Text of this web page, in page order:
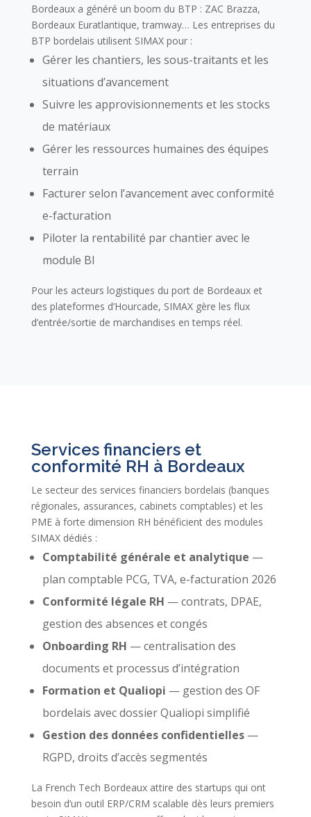
Bordeaux a généré un boom du BTP : ZAC Brazza,
Bordeaux Euratlantique, tramway… Les entreprises du
BTP bordelais utilisent SIMAX pour :
Gérer les chantiers, les sous-traitants et les
situations d’avancement
Suivre les approvisionnements et les stocks
de matériaux
Gérer les ressources humaines des équipes
terrain
Facturer selon l’avancement avec conformité
e-facturation
Piloter la rentabilité par chantier avec le
module BI
Pour les acteurs logistiques du port de Bordeaux et
des plateformes d’Hourcade, SIMAX gère les flux
d’entrée/sortie de marchandises en temps réel.
Services financiers et
conformité RH à Bordeaux
Le secteur des services financiers bordelais (banques
régionales, assurances, cabinets comptables) et les
PME à forte dimension RH bénéficient des modules
SIMAX dédiés :
Comptabilité générale et analytique —
plan comptable PCG, TVA, e-facturation 2026
Conformité légale RH — contrats, DPAE,
gestion des absences et congés
Onboarding RH — centralisation des
documents et processus d’intégration
Formation et Qualiopi — gestion des OF
bordelais avec dossier Qualiopi simplifié
Gestion des données confidentielles—
RGPD, droits d’accès segmentés
La French Tech Bordeaux attire des startups qui ont
besoin d’un outil ERP/CRM scalable dès leurs premiers